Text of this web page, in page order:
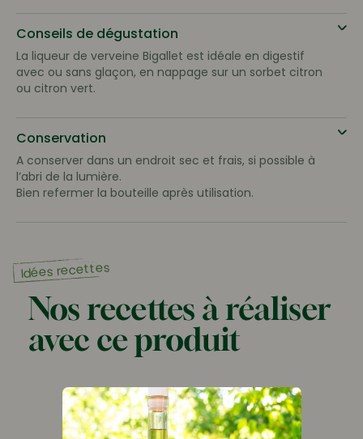
Conseils de dégustation
La liqueur de verveine Bigallet est idéale en digestif
avec ou sans glaçon, en nappage sur un sorbet citron
ou citron vert.
Conservation
A conserver dans un endroit sec et frais, si possible à
l’abri de la lumière.
Bien refermer la bouteille après utilisation.
Idées recettes
Nos recettes à réaliser
avec ce produit